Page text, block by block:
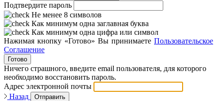
Подтвердите пароль
Не менее 8 символов
Как минимум одна заглавная буква
Как минимум одна цифра или символ
Нажимая кнопку «Готово» Вы принимаете Пользовательское
Соглашение
Готово
Ничего страшного, введите email пользователя, для которого
необходимо восстановить пароль.
Адрес электронной почты
Назад
Отправить